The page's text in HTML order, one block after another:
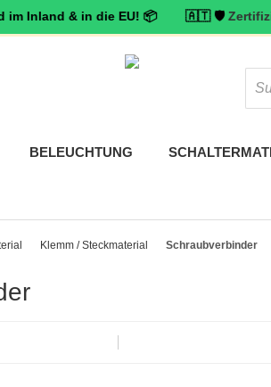
& in die EU! 📦 🇦🇹 🛡️ Zertifizierter
BELEUCHTUNG
Klemm / Steckmaterial Schraubverbinder